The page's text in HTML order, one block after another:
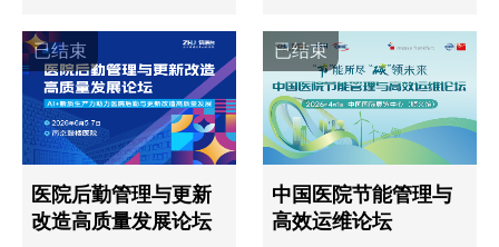
已结束
医院后勤管理与更新
改造高质量发展论坛
已结束
中国医院节能管理与
高效运维论坛